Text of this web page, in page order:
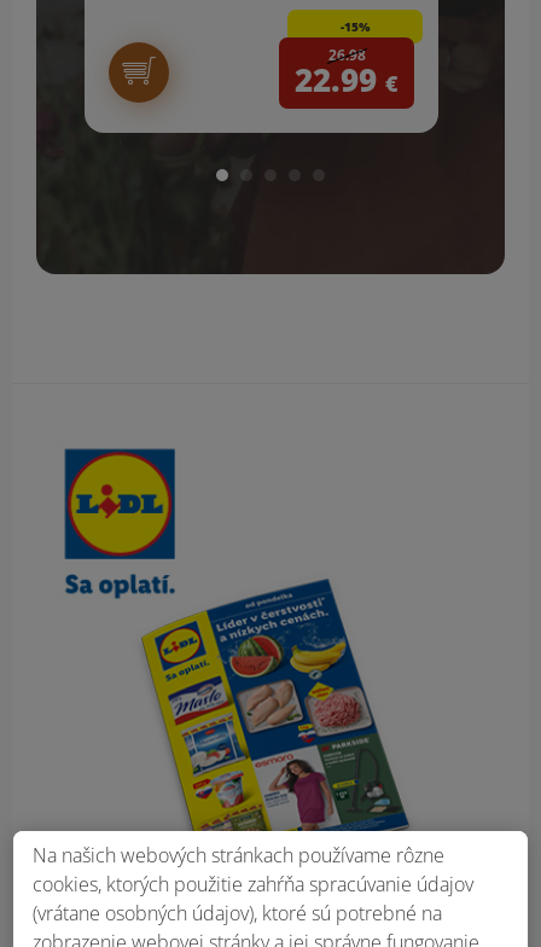
-15%
26.98
22.99 €
Na našich webových stránkach používame rôzne
cookies, ktorých použitie zahŕňa spracúvanie údajov
(vrátane osobných údajov), ktoré sú potrebné na
zobrazenie webovej stránky a jej správne fungovanie,